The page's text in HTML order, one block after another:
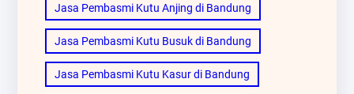
Jasa Pembasmi Kutu Anjing di Bandung
Jasa Pembasmi Kutu Busuk di Bandung
Jasa Pembasmi Kutu Kasur di Bandung